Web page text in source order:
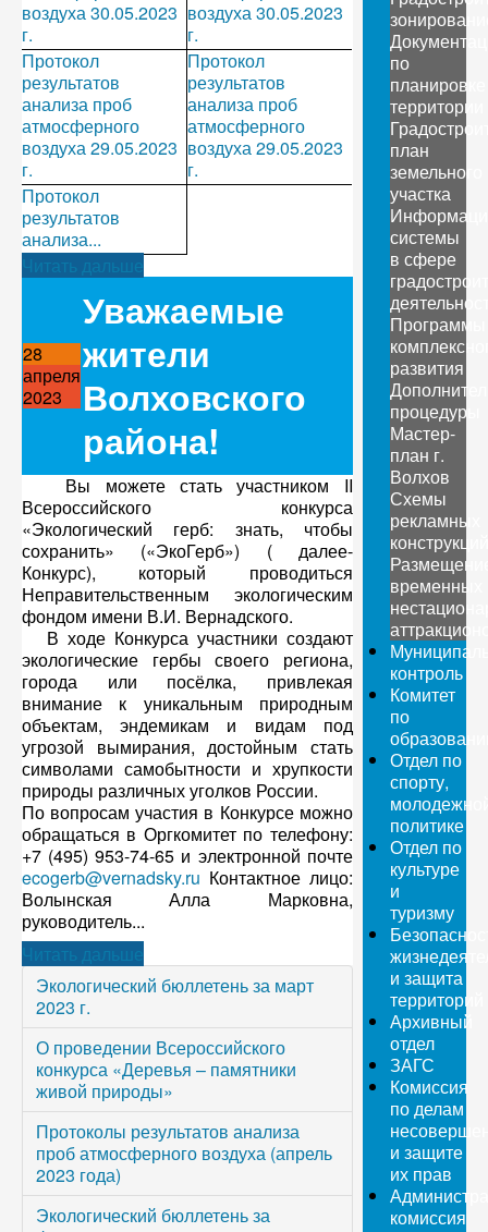
воздуха 30.05.2023
г.
воздуха 30.05.2023
г.
Протокол
результатов
анализа проб
атмосферного
воздуха 29.05.2023
г.
Протокол
результатов
анализа проб
атмосферного
воздуха 29.05.2023
г.
Протокол
результатов
анализа...
Читать дальше
28
апреля
2023
Уважаемые
жители
Волховского
района!
Вы можете стать участником II
Всероссийского конкурса
«Экологический герб: знать, чтобы
сохранить» («ЭкоГерб») ( далее-
Конкурс), который проводиться
Неправительственным экологическим
фондом имени В.И. Вернадского.
В ходе Конкурса участники создают
экологические гербы своего региона,
города или посёлка, привлекая
внимание к уникальным природным
объектам, эндемикам и видам под
угрозой вымирания, достойным стать
символами самобытности и хрупкости
природы различных уголков России.
По вопросам участия в Конкурсе можно
обращаться в Оргкомитет по телефону:
+7 (495) 953-74-65 и электронной почте
ecogerb@vernadsky.ru Контактное лицо:
Волынская Алла Марковна,
руководитель...
Читать дальше
Экологический бюллетень за март
2023 г.
О проведении Всероссийского
конкурса «Деревья – памятники
живой природы»
Протоколы результатов анализа
проб атмосферного воздуха (апрель
2023 года)
Экологический бюллетень за
по
планировке
территории
план
земельного
участка
системы
в сфере
Программы
развития
процедуры
Мастер-
план г.
Волхов
Схемы
рекламных
конструкций
временных
контроль
Комитет
по
Отдел по
спорту,
политике
Отдел по
культуре
и
туризму
и защита
территорий
Архивный
отдел
ЗАГС
Комиссия
по делам
и защите
их прав
комиссия